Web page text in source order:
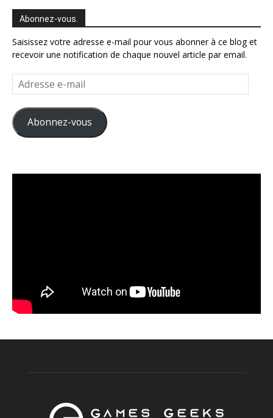
Abonnez-vous.
Saisissez votre adresse e-mail pour vous abonner à ce blog et
recevoir une notification de chaque nouvel article par email.
Adresse
e-
mail
Abonnez-vous